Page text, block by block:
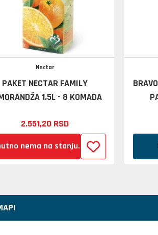
Nectar
PAKET NECTAR FAMILY
1.5L - 8 KOMADA
2.551,20 RSD
nema na stanju.